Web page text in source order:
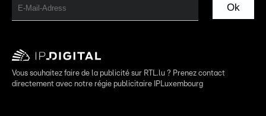
Ok
Vous souhaitez faire de la publicité sur RTL.lu ? Prenez contact
directement avec notre régie publicitaire IPLuxembourg